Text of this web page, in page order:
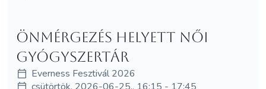
Önmérgezés helyett Női
GyógySzerTár
Everness Fesztivál 2026